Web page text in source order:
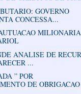
GOVERNO
CONCESSA...
MILIONARIA
ANALISE DE
...
” POR
DE OBRIGACAO